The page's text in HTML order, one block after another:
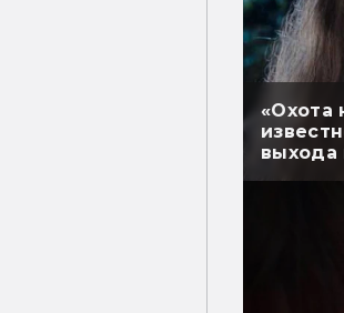
«Охота
выхода